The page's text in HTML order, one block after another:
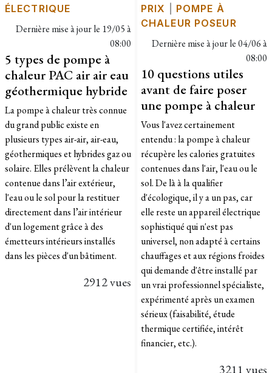
ÉLECTRIQUE
Dernière mise à jour le 19/05 à
08:00
5 types de pompe à
chaleur PAC air air eau
géothermique hybride
La pompe à chaleur très connue
du grand public existe en
plusieurs types air-air, air-eau,
géothermiques et hybrides gaz ou
solaire. Elles prélèvent la chaleur
contenue dans l’air extérieur,
l'eau ou le sol pour la restituer
directement dans l’air intérieur
d'un logement grâce à des
émetteurs intérieurs installés
dans les pièces d'un bâtiment.
2912 vues
PRIX
POMPE À
CHALEUR POSEUR
Dernière mise à jour le04/06 à
08:00
10 questions utiles
avant de faire poser
une pompe à chaleur
Vous l'avez certainement
entendu : la pompe à chaleur
récupère les calories gratuites
contenues dans l'air, l'eau ou le
sol. De là à la qualifier
d'écologique, il y a un pas, car
elle reste un appareil électrique
sophistiqué qui n'est pas
universel, non adapté à certains
chauffages et aux régions froides
qui demande d'être installé par
un vrai professionnel spécialiste,
expérimenté après un examen
sérieux (faisabilité, étude
thermique certifiée, intérêt
financier, etc.).
3211 vues